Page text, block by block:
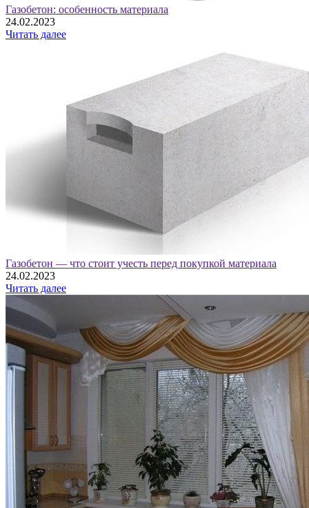
Газобетон: особенность материала
24.02.2023
Читать далее
Газобетон — что стоит учесть перед покупкой материала
24.02.2023
Читать далее